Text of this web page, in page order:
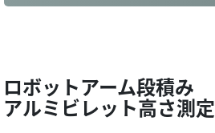
ロボットアーム段積み
アルミビレット高さ測定